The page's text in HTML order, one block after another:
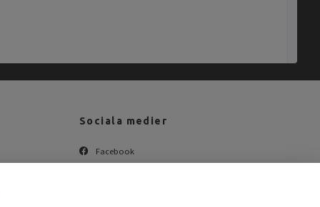
Sociala medier
Facebook